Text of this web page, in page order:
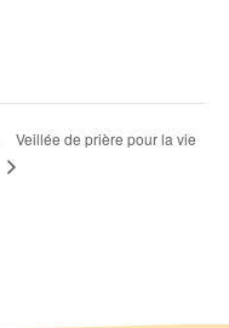
Veillée de prière pour la vie